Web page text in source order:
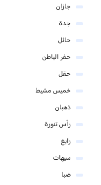
جازان
جدة
حائل
حفر الباطن
حقل
خميس مشيط
ذهبان
رأس تنورة
رابغ
سيهات
ضبا